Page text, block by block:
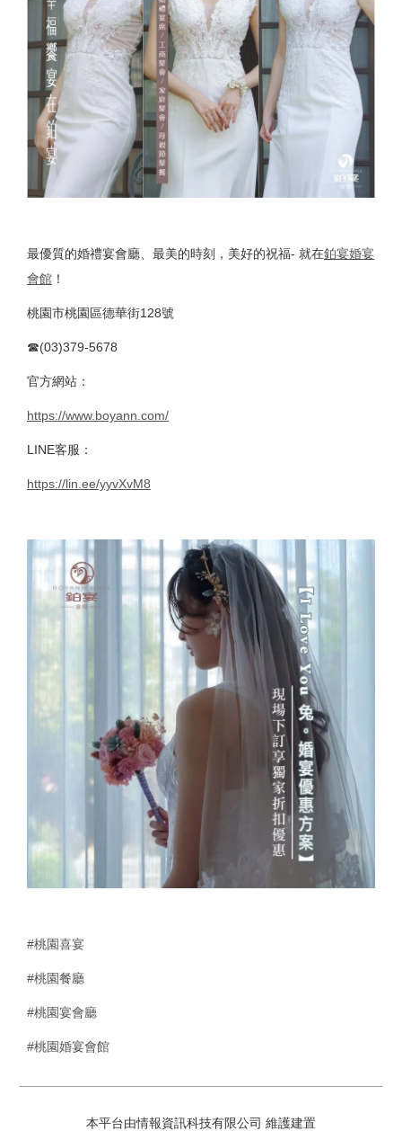
最優質的婚禮宴會廳、最美的時刻，美好的祝福- 就在鉑宴婚宴
會館 ！
桃園市桃園區德華街128號
☎(03)379-5678
官方網站：
https://www.boyann.com/
LINE客服：
https://lin.ee/yyvXvM8
#桃園喜宴
#桃園餐廳
#桃園宴會廳
#桃園婚宴會館
本平台由情報資訊科技有限公司 維護建置